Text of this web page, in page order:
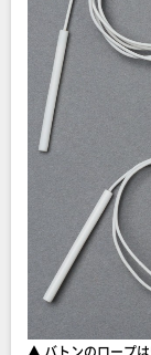
▲ バトンのロープ